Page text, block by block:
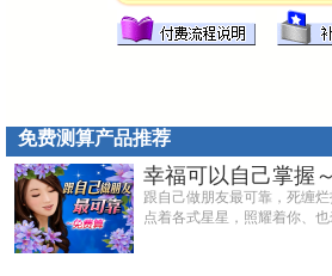
免费测算产品推荐
幸福可以自己掌握～
跟自己做朋友最可靠，死缠
点着各式星星，照耀着你、也